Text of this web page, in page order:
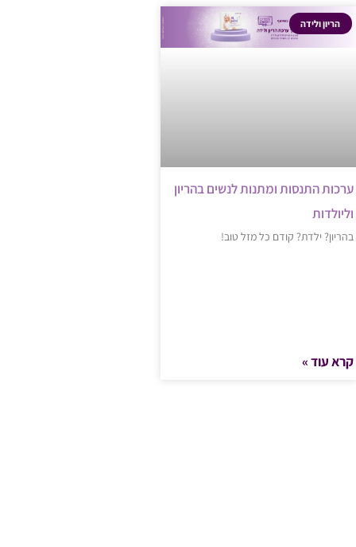
הריון ולידה
ערכות התנסות ומתנות לנשים בהריון
וליולדות
בהריון? ילדת? קודם כל מזל טוב!
קרא עוד »